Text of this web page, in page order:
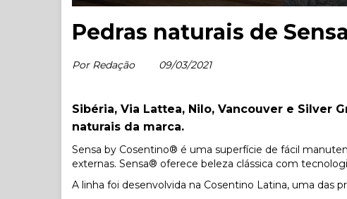
Pedras naturais de
Por Redação 09/03/2021
Sibéria, Via Lattea, Nilo, Vancouver e Silver
naturais da marca.
Sensa by Cosentino® é uma superfície de fácil
externas. Sensa® oferece beleza clássica com
A linha foi desenvolvida na Cosentino Latina, uma das